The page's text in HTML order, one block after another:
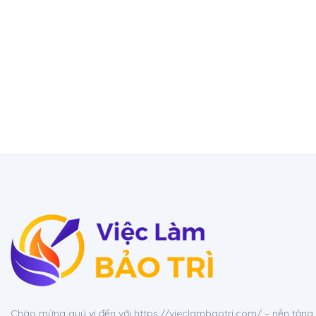
Chào mừng quý vị đến với https://vieclambaotri.com/ – nền